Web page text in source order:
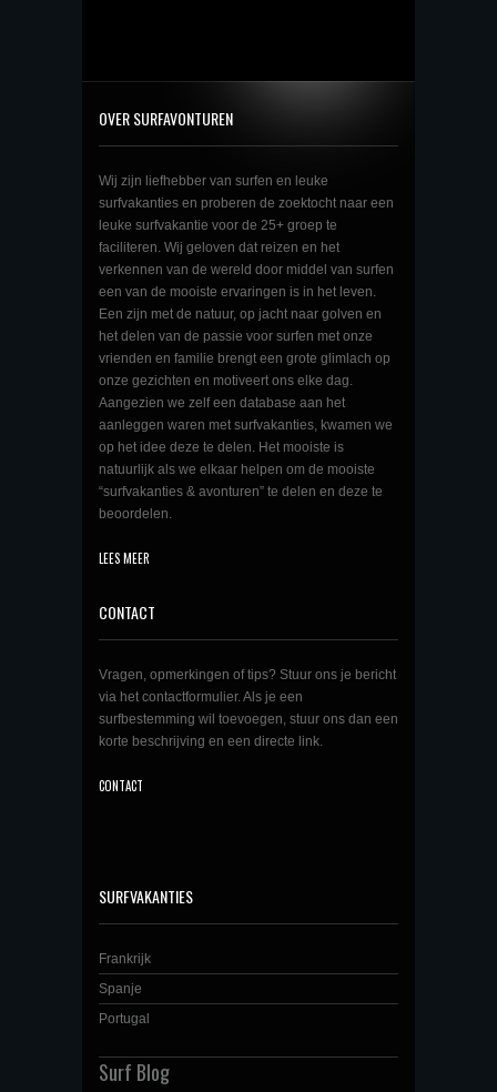
OVER SURFAVONTUREN
Wij zijn liefhebber van surfen en leuke
surfvakanties en proberen de zoektocht naar een
leuke surfvakantie voor de 25+ groep te
faciliteren. Wij geloven dat reizen en het
verkennen van de wereld door middel van surfen
een van de mooiste ervaringen is in het leven.
Een zijn met de natuur, op jacht naar golven en
het delen van de passie voor surfen met onze
vrienden en familie brengt een grote glimlach op
onze gezichten en motiveert ons elke dag.
Aangezien we zelf een database aan het
aanleggen waren met surfvakanties, kwamen we
op het idee deze te delen. Het mooiste is
natuurlijk als we elkaar helpen om de mooiste
“surfvakanties & avonturen” te delen en deze te
beoordelen.
LEES MEER
CONTACT
Vragen, opmerkingen of tips? Stuur ons je bericht
via het contactformulier. Als je een
surfbestemming wil toevoegen, stuur ons dan een
korte beschrijving en een directe link.
CONTACT
SURFVAKANTIES
Frankrijk
Spanje
Portugal
Surf Blog